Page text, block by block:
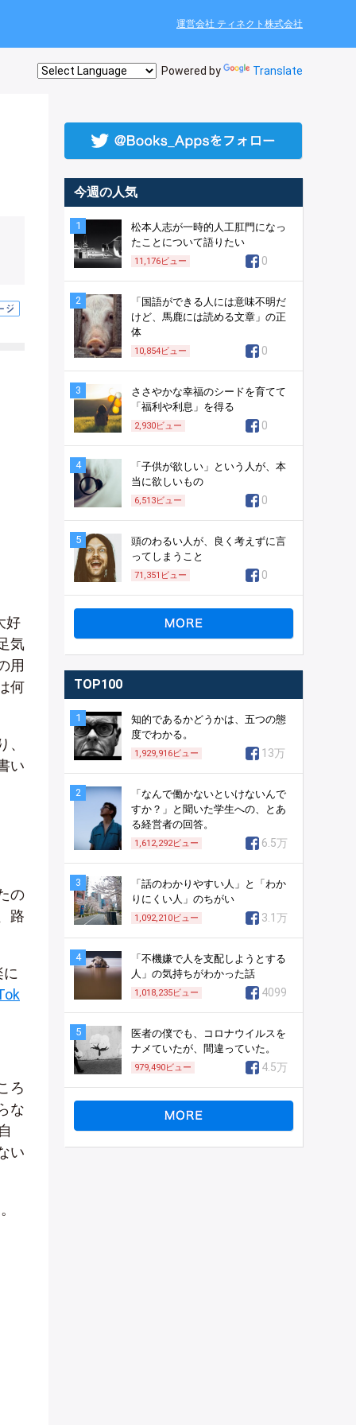
運営会社 ティネクト株式会社
Powered by Translate
好
気
用
何
い
の
路
ろ
な
い
今週の人気
1
松本人志が一時的人工肛門になっ
たことについて語りたい
11,176ビュー 0
2
「国語ができる人には意味不明だ
けど、馬鹿には読める文章」の正
体
10,854ビュー 0
3
ささやかな幸福のシードを育てて
「福利や利息」を得る
2,930ビュー 0
4
「子供が欲しい」という人が、本
当に欲しいもの
6,513ビュー 0
5
頭のわるい人が、良く考えずに言
ってしまうこと
71,351 ビュー 0
TOP100
1
知的であるかどうかは、五つの態
度でわかる。
1,929,916ビュー 13万
2
「なんで働かないといけないんで
すか？」と聞いた学生への、とあ
る経営者の回答。
1,612,292ビュー 6.5万
3
「話のわかりやすい人」と「わか
りにくい人」のちがい
1,092,210ビュー 3.1万
4
「不機嫌で人を支配しようとする
人」の気持ちがわかった話
1,018,235ビュー 4099
5
医者の僕でも、コロナウイルスを
ナメていたが、間違っていた。
979,490ビュー 4.5万